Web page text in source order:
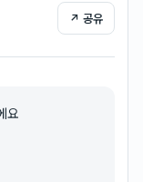
↗ 공유
요